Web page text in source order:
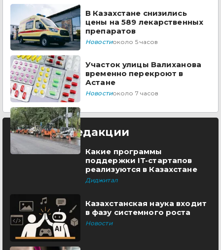
В Казахстане снизились
цены на 589 лекарственных
препаратов
Новостиоколо 5 часов
Участок улицы Валиханова
временно перекроют в
Астане
Новостиоколо 7 часов
Выбор редакции
Какие программы
поддержки IT-стартапов
реализуются в Казахстане
Диджитал
Казахстанская наука входит
в фазу системного роста
Новости